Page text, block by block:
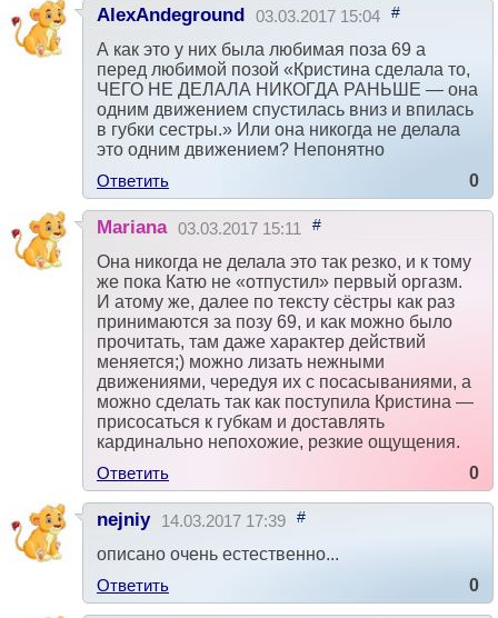
AlexAndeground 03.03.2017 15:04 #
А как это у них была любимая поза 69 а
перед любимой позой «Кристинa сдeлaлa тo,
ЧЕГО НЕ ДЕЛАЛА НИКОГДА РАНЬШЕ — oнa
oдним движeниeм спустилaсь вниз и впилaсь
в губки сeстры.» Или она никогда не делала
это одним движением? Непонятно
Ответить
0
Mariana 03.03.2017 15:11 #
Она никогда не делала это так резко, и к тому
же пока Катю не «отпустил» первый оргазм.
И атому же, далее по тексту сёстры как раз
принимаются за позу 69, и как можно было
прочитать, там даже характер действий
меняется;) можно лизать нежными
движениями, чередуя их с посасываниями, а
можно сделать так как поступила Кристина —
присосаться к губкам и доставлять
кардинально непохожие, резкие ощущения.
Ответить
0
nejniy 14.03.2017 17:39 #
описано очень естественно...
Ответить
0